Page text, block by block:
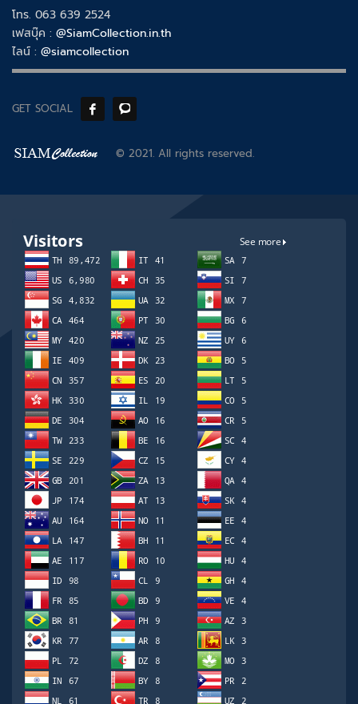
โทร. 063 639 2524
เฟสบุ๊ค : @SiamCollection.in.th
ไลน์ : @siamcollection
GET SOCIAL
© 2021. All rights reserved.